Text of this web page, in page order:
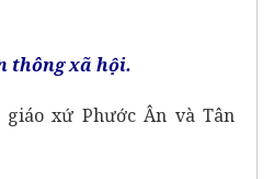
thông xã hội.
giáo xứ Phước Ân và Tân